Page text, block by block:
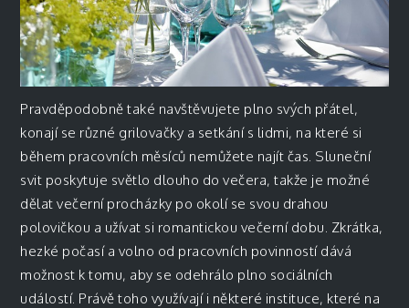
Pravděpodobně také navštěvujete plno svých přátel,
konají se různé grilovačky a setkání s lidmi, na které si
během pracovních měsíců nemůžete najít čas. Sluneční
svit poskytuje světlo dlouho do večera, takže je možné
dělat večerní procházky po okolí se svou drahou
polovičkou a užívat si romantickou večerní dobu. Zkrátka,
hezké počasí a volno od pracovních povinností dává
možnost k tomu, aby se odehrálo plno sociálních
událostí. Právě toho využívají i některé instituce, které na